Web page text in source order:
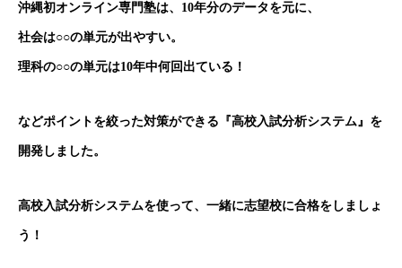
沖縄初オンライン専門塾は、10年分のデータを元に、
社会は○○の単元が出やすい。
理科の○○の単元は10年中何回出ている！
などポイントを絞った対策ができる『高校入試分析システム』を
開発しました。
高校入試分析システムを使って、一緒に志望校に合格をしましょ
う！